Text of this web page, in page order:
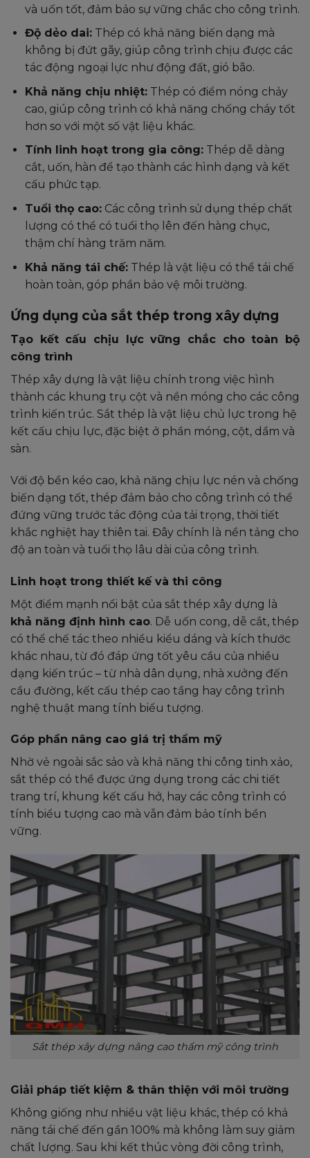
và uốn tốt, đảm bảo sự vững chắc cho công trình.
Độ dẻo dai:Thép có khả năng biến dạng mà
không bị đứt gãy, giúp công trình chịu được các
tác động ngoại lực như động đất, gió bão.
Khả năng chịu nhiệt:Thép có điểm nóng chảy
cao, giúp công trình có khả năng chống cháy tốt
hơn so với một số vật liệu khác.
Tính linh hoạt trong gia công:Thép dễ dàng
cắt, uốn, hàn để tạo thành các hình dạng và kết
cấu phức tạp.
Tuổi thọ cao:Các công trình sử dụng thép chất
lượng có thể có tuổi thọ lên đến hàng chục,
thậm chí hàng trăm năm.
Khả năng tái chế:Thép là vật liệu có thể tái chế
hoàn toàn, góp phần bảo vệ môi trường.
Ứng dụng của sắt thép trong xây dựng
Tạo kết cấu chịu lực vững chắc cho toàn bộ
công trình
Thép xây dựng là vật liệu chính trong việc hình
thành các khung trụ cột và nền móng cho các công
trình kiến trúc. Sắt thép là vật liệu chủ lực trong hệ
kết cấu chịu lực, đặc biệt ở phần móng, cột, dầm và
sàn.
Với độ bền kéo cao, khả năng chịu lực nén và chống
biến dạng tốt, thép đảm bảo cho công trình có thể
đứng vững trước tác động của tải trọng, thời tiết
khắc nghiệt hay thiên tai. Đây chính là nền tảng cho
độ an toàn và tuổi thọ lâu dài của công trình.
Linh hoạt trong thiết kế và thi công
Một điểm mạnh nổi bật của sắt thép xây dựng là
khả năng định hình cao. Dễ uốn cong, dễ cắt, thép
có thể chế tác theo nhiều kiểu dáng và kích thước
khác nhau, từ đó đáp ứng tốt yêu cầu của nhiều
dạng kiến trúc – từ nhà dân dụng, nhà xưởng đến
cầu đường, kết cấu thép cao tầng hay công trình
nghệ thuật mang tính biểu tượng.
Góp phần nâng cao giá trị thẩm mỹ
Nhờ vẻ ngoài sắc sảo và khả năng thi công tinh xảo,
sắt thép có thể được ứng dụng trong các chi tiết
trang trí, khung kết cấu hở, hay các công trình có
tính biểu tượng cao mà vẫn đảm bảo tính bền
vững.
Sắt thép xây dựng nâng cao thẩm mỹ công trình
Giải pháp tiết kiệm & thân thiện với môi trường
Không giống như nhiều vật liệu khác, thép có khả
năng tái chế đến gần 100% mà không làm suy giảm
chất lượng. Sau khi kết thúc vòng đời công trình,